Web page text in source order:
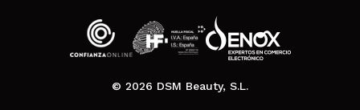
© 2026 DSM Beauty, S.L.